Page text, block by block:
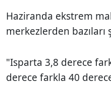
Haziranda ekstrem
merkezlerden bazıları
"Isparta 3,8 derece
derece farkla 40